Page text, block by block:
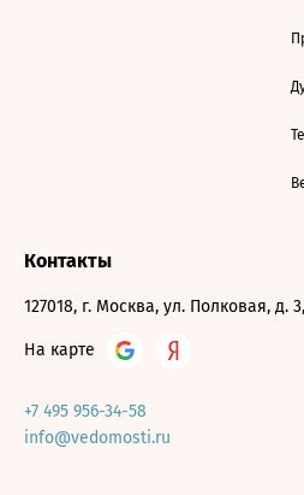
Контакты
127018, г. Москва, ул. Полковая, д.
На карте
+7 495 956-34-58
info@vedomosti.ru